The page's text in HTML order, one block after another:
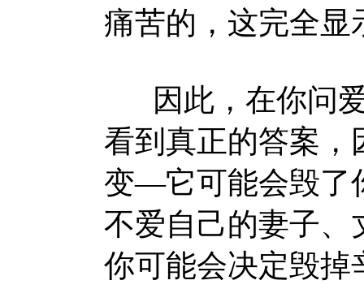
痛苦的，这完全显
因此，在你问爱
看到真正的答案，
变—它可能会毁了
不爱自己的妻子、
你可能会决定毁掉